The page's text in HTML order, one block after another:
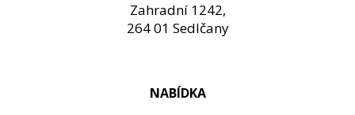
Zahradní 1242,
264 01 Sedlčany
NABÍDKA